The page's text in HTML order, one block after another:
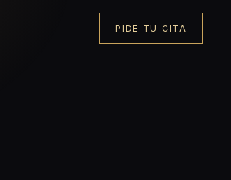
PIDE TU CITA